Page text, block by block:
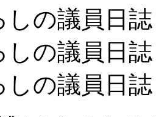
しの議員日
しの議員日
しの議員日